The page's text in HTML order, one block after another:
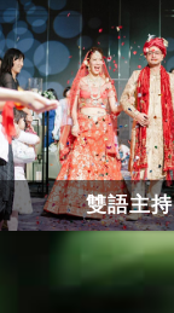
雙語主持